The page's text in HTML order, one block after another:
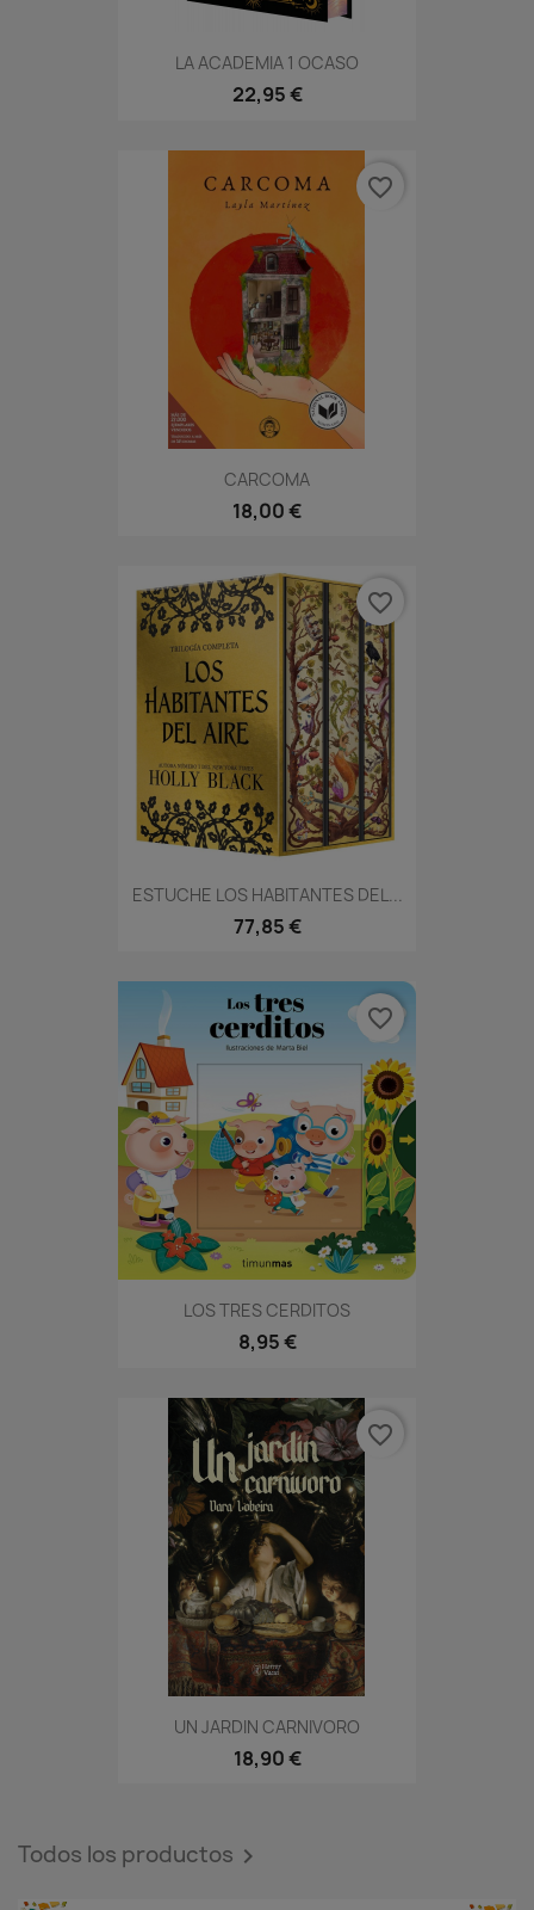
LA ACADEMIA 1 OCASO
22,95 €
CARCOMA
18,00 €
favorite_border
ESTUCHE LOS HABITANTES DEL...
77,85 €
favorite_border
LOS TRES CERDITOS
8,95 €
favorite_border
UN JARDIN CARNIVORO
18,90 €
favorite_border
Todos los productos 